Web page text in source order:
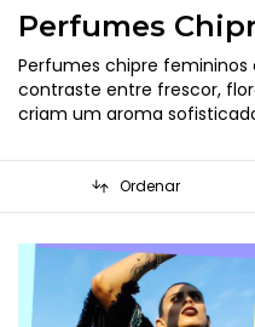
Perfumes
Perfumes chipre
contraste entre frescor,
criam um aroma
Ordenar